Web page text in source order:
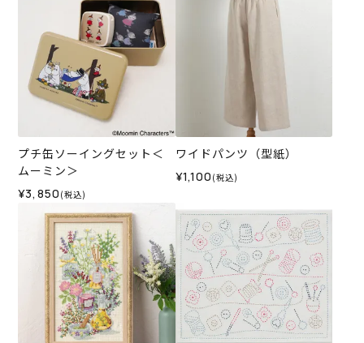
プチ缶ソーイングセット＜
ムーミン＞
¥3,850 (税込)
ワイドパンツ（型紙）
¥1,100 (税込)